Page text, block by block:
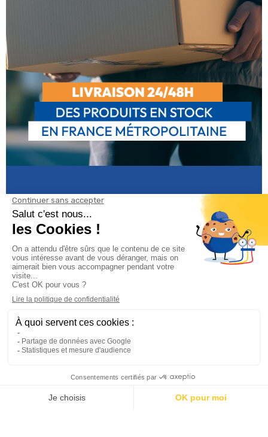
Informations
Climservice
Informations